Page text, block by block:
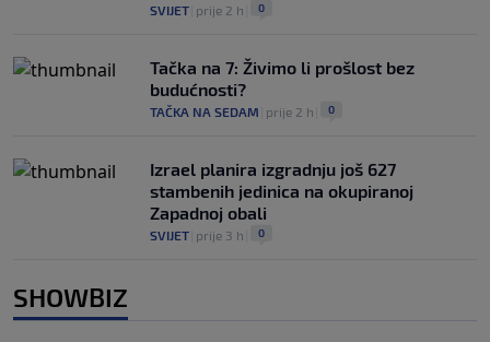
SVIJET prije 2 h 0
Tačka na 7: Živimo li prošlost bez
budućnosti?
TAČKA NA SEDAM prije 2 h 0
Izrael planira izgradnju još 627
stambenih jedinica na okupiranoj
Zapadnoj obali
SVIJET prije 3 h 0
SHOWBIZ